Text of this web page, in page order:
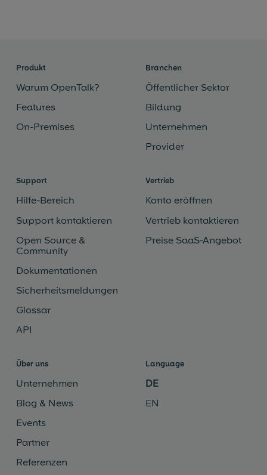
Produkt
Warum OpenTalk?
Features
On-Premises
Branchen
Öffentlicher Sektor
Bildung
Unternehmen
Provider
Support
Hilfe-Bereich
Support kontaktieren
Open Source &
Community
Dokumentationen
Sicherheitsmeldungen
Glossar
API
Vertrieb
Konto eröffnen
Vertrieb kontaktieren
Preise SaaS-Angebot
Über uns
Unternehmen
Blog & News
Events
Partner
Referenzen
Language
DE
EN